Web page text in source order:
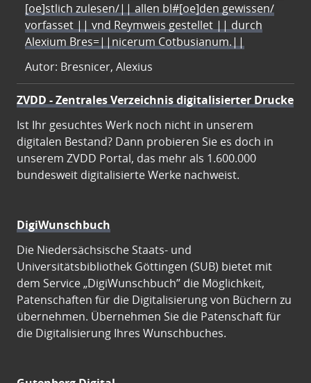
[oe]stlich zulesen/|| allen bl#[oe]den gewissen/
vorfasset || vnd Reymweis gestellet || durch
Alexium Bres=||nicerum Cotbusianum.||
Autor: Bresnicer, Alexius
ZVDD - Zentrales Verzeichnis digitalisierter Drucke
Ist Ihr gesuchtes Werk noch nicht in unserem
digitalen Bestand? Dann probieren Sie es doch in
unserem ZVDD Portal, das mehr als 1.600.000
bundesweit digitalisierte Werke nachweist.
DigiWunschbuch
Die Niedersächsische Staats- und
Universitätsbibliothek Göttingen (SUB) bietet mit
dem Service „DigiWunschbuch” die Möglichkeit,
Patenschaften für die Digitalisierung von Büchern zu
übernehmen. Übernehmen Sie die Patenschaft für
die Digitalisierung Ihres Wunschbuches.